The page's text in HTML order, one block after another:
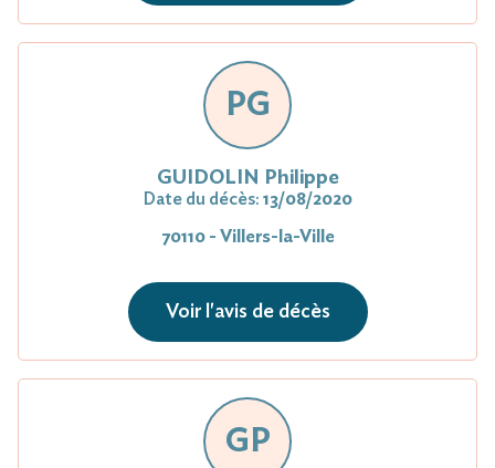
PG
GUIDOLIN Philippe
Date du décès: 13/08/2020
70110 - Villers-la-Ville
Voir l'avis de décès
GP